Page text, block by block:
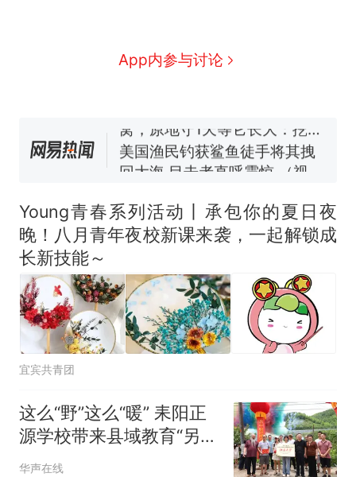
App内参与讨论
新 费大厨“全国小炒肉大王”称
号，仅凭视频评出？中国烹饪
140多朵
美国渔民钓获鲨鱼徒手将其拽
回大海 目击者直呼震惊 （视频
官方通报
惊艳！字都飘起来了 博主在田
间创作“悬浮字” 网友：真·裸眼
么？
Young青春系列活动丨承包你的夏日夜
晚！八月青年夜校新课来袭，一起解锁成
长新技能～
宜宾共青团
这么“野”这么“暖” 耒阳正
源学校带来县域教育“另一
解法 ”
华声在线